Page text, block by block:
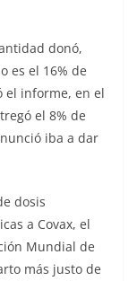
donó,
es el 16% de
el informe, en el
el 8% de
iba a dar
dosis
a Covax, el
Mundial de
más justo de